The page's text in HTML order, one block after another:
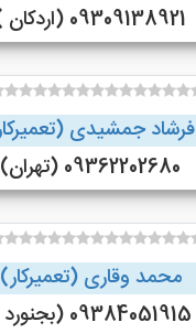
09309138921 (اردکان )
فرشاد جمشیدی (تعمیرکار)
09362202680 (تهران)
محمد وقاری (تعمیرکار)
09384051915 (بجنورد )